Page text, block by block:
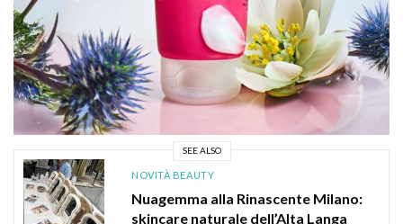
SEE ALSO
NOVITÀ BEAUTY
Nuagemma alla Rinascente Milano:
skincare naturale dell’Alta Langa